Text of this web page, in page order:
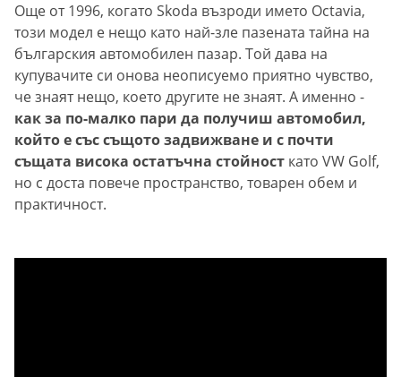
Още от 1996, когато Skoda възроди името Octavia,
този модел е нещо като най-зле пазената тайна на
българския автомобилен пазар. Той дава на
купувачите си онова неописуемо приятно чувство,
че знаят нещо, което другите не знаят. А именно -
как за по-малко пари да получиш автомобил,
който е със същото задвижване и с почти
същата висока остатъчна стойност като VW Golf,
но с доста повече пространство, товарен обем и
практичност.